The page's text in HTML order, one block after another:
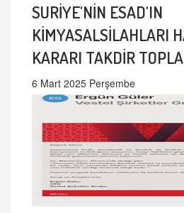
SURİYE'NİN ESAD'IN
KİMYASALSİLAHLARI
KARARI TAKDİR
6 Mart 2025 Perşembe